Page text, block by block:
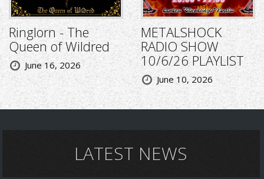
Ringlorn - The
Queen of Wildred
June 16, 2026
METALSHOCK
RADIO SHOW
10/6/26 PLAYLIST
June 10, 2026
LATEST NEWS